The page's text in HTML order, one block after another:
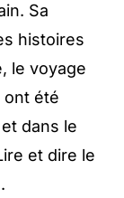
Sa
histoires
le voyage
ont été
dans le
et dire le